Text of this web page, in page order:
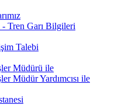
- Tren Garı Bilgileri
Talebi
Müdürü ile
Müdür Yardımcısı ile